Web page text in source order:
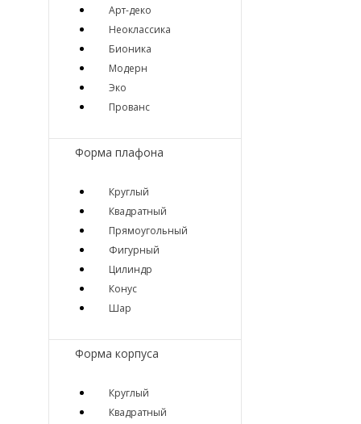
Арт-деко
Неоклассика
Бионика
Модерн
Эко
Прованс
Форма плафона
Круглый
Квадратный
Прямоугольный
Фигурный
Цилиндр
Конус
Шар
Форма корпуса
Круглый
Квадратный